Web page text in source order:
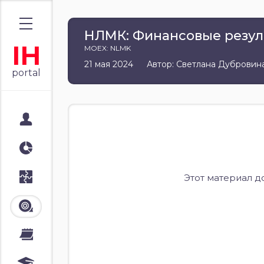
IH
portal
Лента
НЛМК: Финансовые
MOEX: NLMK
21 мая 2024 Автор: Светлана
Этот материал